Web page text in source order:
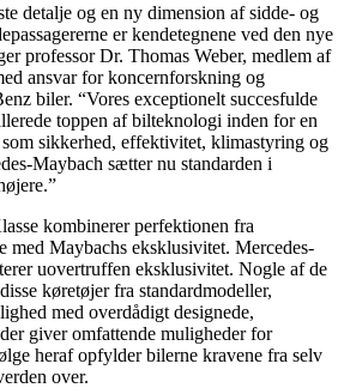
detalje og en ny dimension af sidde- og
er kendetegnene ved den nye
professor Dr. Thomas Weber, medlem af
ansvar for koncernforskning og
biler. “Vores exceptionelt succesfulde
toppen af bilteknologi inden for en
sikkerhed, effektivitet, klimastyring og
Maybach sætter nu standarden i
kombinerer perfektionen fra
med Maybachs eksklusivitet. Mercedes-
uovertruffen eksklusivitet. Nogle af de
køretøjer fra standardmodeller,
med overdådigt designede,
giver omfattende muligheder for
heraf opfylder bilerne kravene fra selv
over.